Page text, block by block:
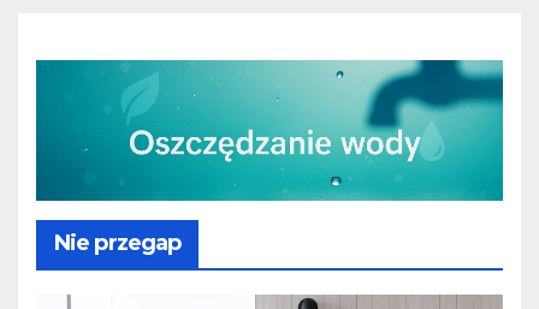
Nie przegap